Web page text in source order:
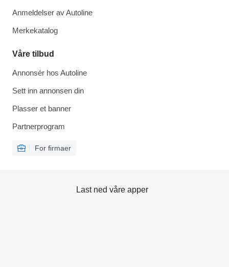
Anmeldelser av Autoline
Merkekatalog
Våre tilbud
Annonsér hos Autoline
Sett inn annonsen din
Plasser et banner
Partnerprogram
For firmaer
Last ned våre apper